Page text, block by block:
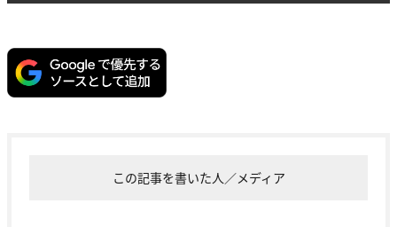
この記事を書いた人／メディア